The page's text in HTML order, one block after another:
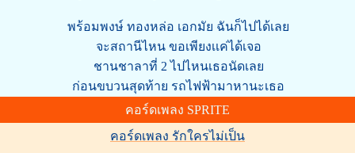
พร้อมพงษ์ ทองหล่อ เอกมัย ฉันก็ไปได้เลย
จะสถานีไหน ขอเพียงเเค่ได้เจอ
ชานชาลาที่ 2 ไปไหนเธอนัดเลย
ก่อนขบวนสุดท้าย รถไฟฟ้ามาหานะเธอ
คอร์ดเพลง SPRITE
คอร์ดเพลง รักใครไม่เป็น